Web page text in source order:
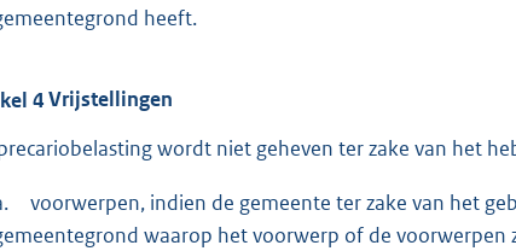
heeft.
4Vrijstellingen
wordt niet geheven ter zake van het
voorwerpen, indien de gemeente ter zake van het
waarop het voorwerp of de